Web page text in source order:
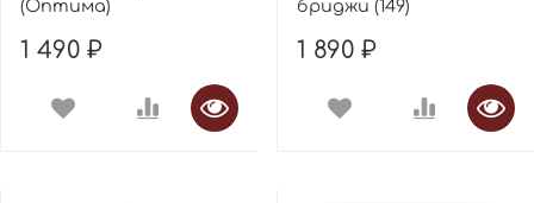
(Оптима)
1 490 ₽
бриджи (149)
1 890 ₽